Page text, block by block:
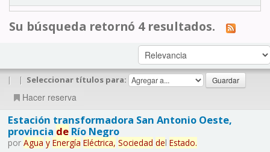
Su búsqueda retornó 4 resultados.
| | Seleccionar títulos para:
Hacer reserva
Estación transformadora San Antonio Oeste,
provincia deRío Negro
por Agua y Energía Eléctrica, Sociedad del Estado.